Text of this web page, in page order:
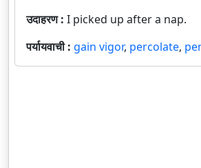
उदाहरण : I picked up after a nap.
पर्यायवाची : gain vigor, percolate,